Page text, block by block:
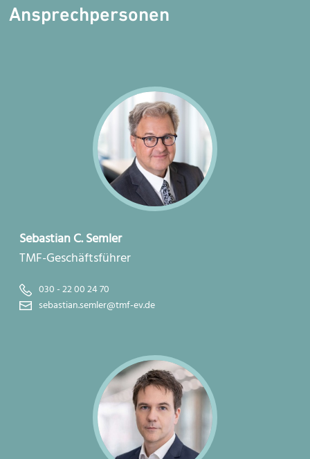
Ansprechpersonen
Sebastian C. Semler
TMF-Geschäftsführer
030 - 22 00 24 70
sebastian.semler@tmf-ev.de